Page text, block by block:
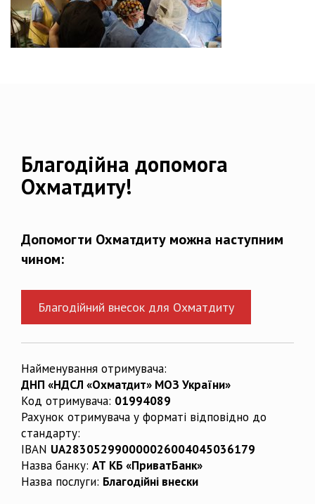
Благодійна допомога
Охматдиту!
Допомогти Охматдиту можна наступним
чином:
Благодійний внесок для Охматдиту
Найменування отримувача:
ДНП «НДСЛ «Охматдит» МОЗ України»
Код отримувача: 01994089
Рахунок отримувача у форматі відповідно до
стандарту:
IBAN UA283052990000026004045036179
Назва банку: АТ КБ «ПриватБанк»
Назва послуги: Благодійні внески